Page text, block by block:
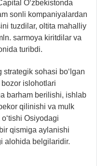
O‘zbekistonda
sonli kompaniyalardan
tuzdilar, oltita mahalliy
sarmoya kiritdilar va
turibdi.
strategik sohasi bo‘lgan
islohotlari
barham berilishi, ishlab
qilinishi va mulk
Osiyodagi
qismiga aylanishi
alohida belgilaridir.